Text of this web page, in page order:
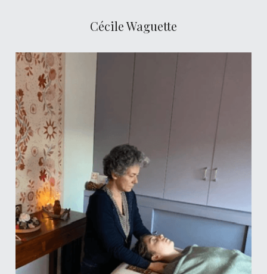
Cécile Waguette